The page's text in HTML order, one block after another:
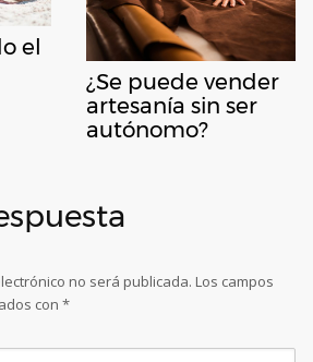
el
¿Se puede vender
artesanía sin ser
autónomo?
no será publicada. Los campos
con *